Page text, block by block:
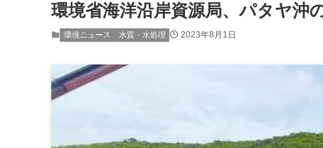
環境省海洋沿岸資源局、パタヤ沖
環境ニュース 水質・水処理 2023年8月1日